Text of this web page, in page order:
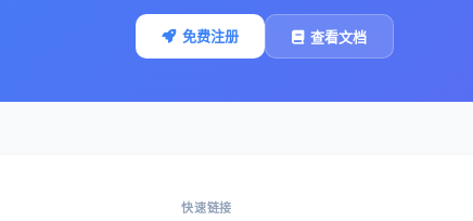
免费注册 查看文档
快速链接